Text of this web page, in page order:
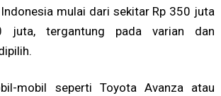
mulai dari sekitar Rp 350 juta
juta, tergantung pada varian dan
mobil seperti Toyota Avanza atau